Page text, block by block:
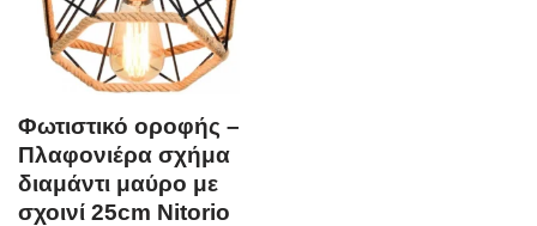
Φωτιστικό οροφής –
Πλαφονιέρα σχήμα
διαμάντι μαύρο με
σχοινί 25cm Nitorio